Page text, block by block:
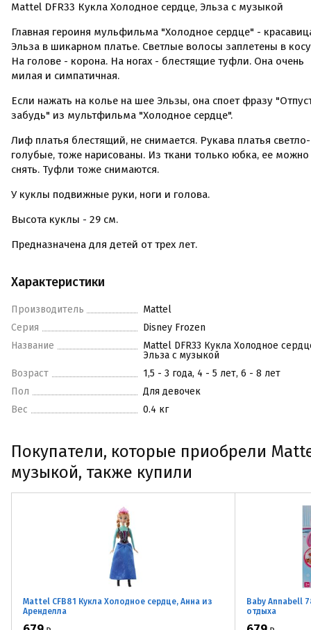
Mattel DFR33 Кукла Холодное сердце, Эльза с музыкой
Главная героиня мульфильма "Холодное сердце" -
Эльза в шикарном платье. Светлые волосы заплетены в
На голове - корона. На ногах - блестящие туфли. Она очень
милая и симпатичная.
Если нажать на колье на шее Эльзы, она споет фразу
забудь" из мультфильма "Холодное сердце".
Лиф платья блестящий, не снимается. Рукава платья светло-
голубые, тоже нарисованы. Из ткани только юбка, ее можно
снять. Туфли тоже снимаются.
У куклы подвижные руки, ноги и голова.
Высота куклы - 29 см.
Предназначена для детей от трех лет.
Характеристики
Производитель
Mattel
Серия
Disney Frozen
Название
Mattel DFR33 Кукла Холодное
Эльза с музыкой
Возраст
1,5 - 3 года, 4 - 5 лет, 6 - 8 лет
Пол
Для девочек
Вес
0.4 кг
Покупатели, которые приобрели
музыкой, также купили
Mattel CFB81 Кукла Холодное сердце, Анна из
Аренделла
Baby Annabell
отдыха